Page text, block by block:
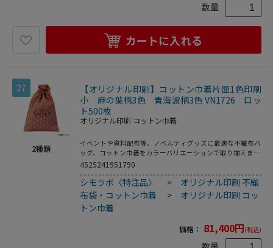
数量
カートに入れる
27
2種類
【オリジナル印刷】コットン巾着片面1色印刷
小 麻の葉柄3色 青海波柄3色 VN1726 ロッ
ト500枚
オリジナル印刷 コットン巾着
イベントや資料配布等、ノベルティグッズに最適な不織布バ
ッグ、コットン巾着をカラーバリエーションで取り揃えまし
た。片面シルク1色印刷、印刷領域は別途テンプレートでご
4525241951790
シモラボ〈特注品〉 > オリジナル印刷 不織
布袋・コットン巾着
> オリジナル印刷 コッ
トン巾着
価格： 81,400円(税込)